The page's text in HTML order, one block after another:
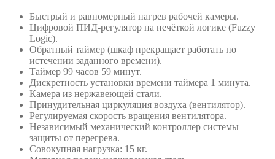
Быстрый и равномерный нагрев рабочей камеры.
Цифровой ПИД-регулятор на нечёткой логике (Fuzzy
Logic).
Обратный таймер (шкаф прекращает работать по
истечении заданного времени).
Таймер 99 часов 59 минут.
Дискретность установки времени таймера 1 минута.
Камера из нержавеющей стали.
Принудительная циркуляция воздуха (вентилятор).
Регулируемая скорость вращения вентилятора.
Независимый механический контроллер системы
защиты от перегрева.
Совокупная нагрузка: 15 кг.